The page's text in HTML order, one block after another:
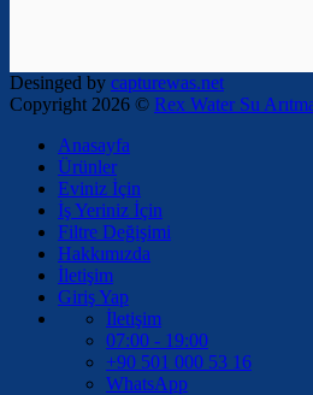
Desinged by capturewas.net
Copyright 2026 © Rex Water Su
Anasayfa
Ürünler
Eviniz İçin
İş Yeriniz İçin
Filtre Değişimi
Hakkımızda
İletişim
Giriş Yap
İletişim
07:00 - 19:00
+90 501 000 53 16
WhatsApp